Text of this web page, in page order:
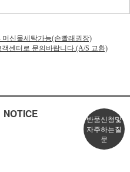
신물세탁가능(손빨래권장)
센터로 문의바랍니다.(A/S 교환)
NOTICE
반품신청및
자주하는질
문